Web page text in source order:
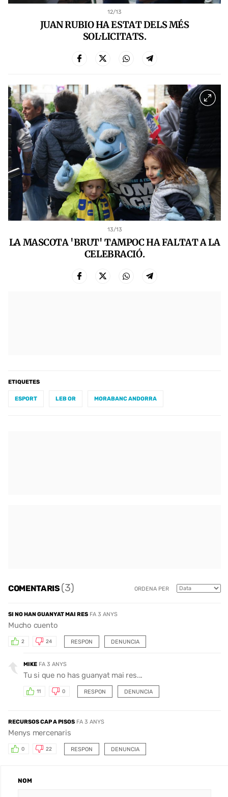
12/13
JUAN RUBIO HA ESTAT DELS MÉS
SOL·LICITATS.
13/13
LA MASCOTA 'BRUT' TAMPOC HA FALTAT A LA
CELEBRACIÓ.
ETIQUETES
ESPORT LEB OR MORABANC ANDORRA
COMENTARIS(3) ORDENA PER
SI NO HAN GUANYAT MAI RES FA 3 ANYS
Mucho cuento
RESPON
2 24 DENUNCIA
MIKE FA 3 ANYS
Tu si que no has guanyat mai res...
RESPON
11 0 DENUNCIA
RECURSOS CAP A PISOS FA 3 ANYS
Menys mercenaris
RESPON
0 22 DENUNCIA
NOM